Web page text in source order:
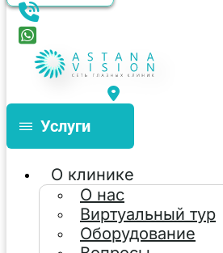
Услуги
О клинике
О нас
Виртуальный тур
Оборудование